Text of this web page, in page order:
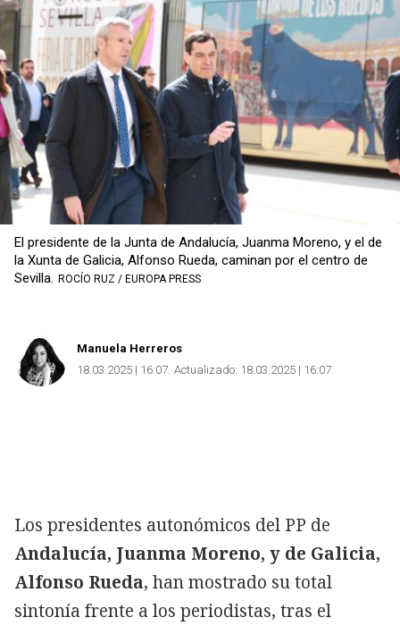
Copiar
El presidente de la Junta de Andalucía, Juanma Moreno, y el de
la Xunta de Galicia, Alfonso Rueda, caminan por el centro de
Sevilla. ROCÍO RUZ / EUROPA PRESS
Manuela Herreros
18.03.2025 | 16:07 Actualizado: 18.03.2025 | 16:07
Los presidentes autonómicos del PP de
Andalucía, Juanma Moreno, y de Galicia,
Alfonso Rueda, han mostrado su total
sintonía frente a los periodistas, tras el